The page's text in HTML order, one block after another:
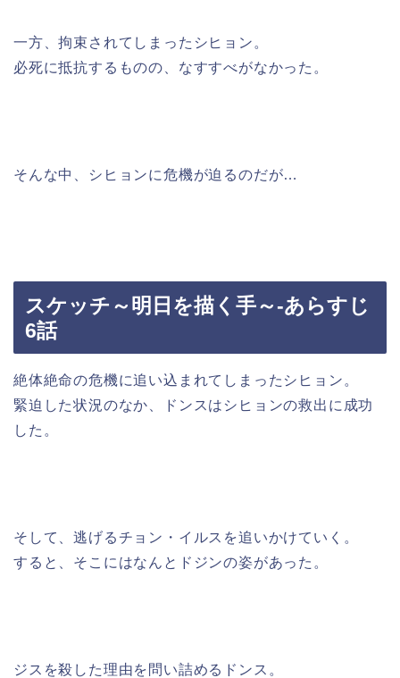
一方、拘束されてしまったシヒョン。
必死に抵抗するものの、なすすべがなかった。
そんな中、シヒョンに危機が迫るのだが…
スケッチ～明日を描く手～-あらすじ
6話
絶体絶命の危機に追い込まれてしまったシヒョン。
緊迫した状況のなか、ドンスはシヒョンの救出に成功
した。
そして、逃げるチョン・イルスを追いかけていく。
すると、そこにはなんとドジンの姿があった。
ジスを殺した理由を問い詰めるドンス。